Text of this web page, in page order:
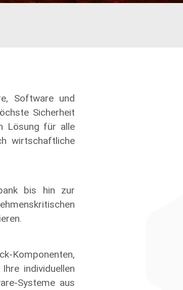
Software und
Sicherheit
Lösung für alle
wirtschaftliche
bis hin zur
Komponenten,
individuellen
Systeme aus